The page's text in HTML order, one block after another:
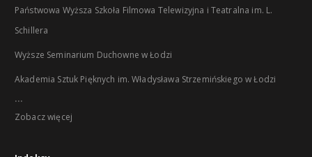
Państwowa Wyższa Szkoła Filmowa Telewizyjna i Teatralna im. L.
Schillera
Wyższe Seminarium Duchowne w Łodzi
Akademia Sztuk Pięknych im. Władysława Strzemińskiego w Łodzi
...
Zobacz więcej